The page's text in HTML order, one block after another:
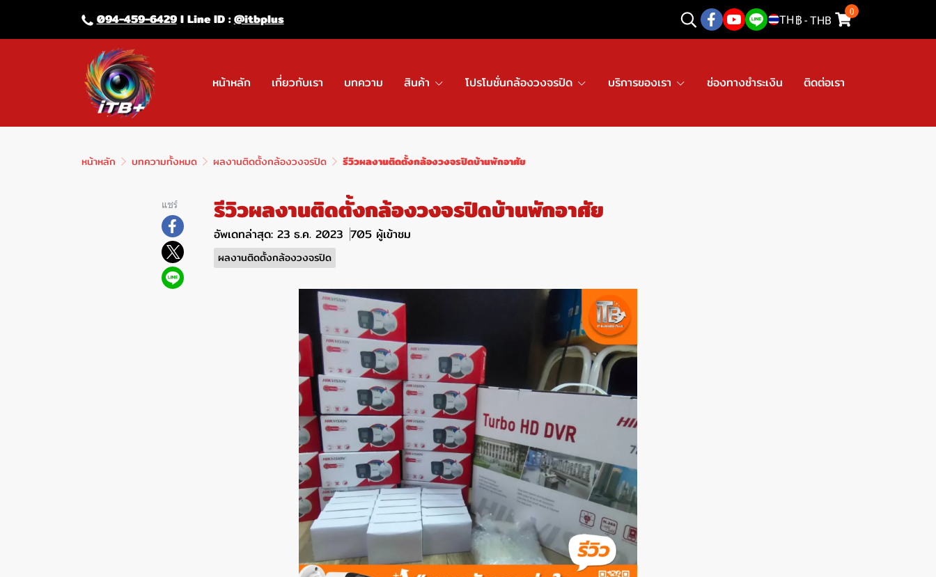
094-459-6429l Line lD :@itbplus TH ฿ - THB
0
หน้าหลัก เกี่ยวกับเรา บทความ สินค้า โปรโมชั่นกล้องวงจรปิด บริการของเรา ช่องทางชำระเงิน ติดต่อเรา
หน้าหลัก บทความทั้งหมด ผลงานติดตั้งกล้องวงจรปิด รีวิวผลงานติดตั้งกล้องวงจรปิดบ้านพักอาศัย
แชร์ รีวิวผลงานติดตั้งกล้องวงจรปิดบ้านพักอาศัย
อัพเดทล่าสุด: 23 ธ.ค. 2023 705 ผู้เข้าชม
ผลงานติดตั้งกล้องวงจรปิด